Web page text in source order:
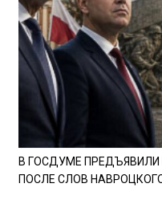
В ГОСДУМЕ
ПОСЛЕ СЛОВ